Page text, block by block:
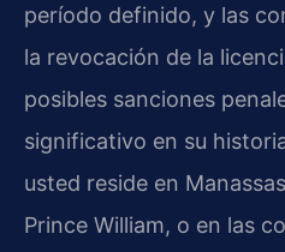
período definido, y las
la revocación de la
posibles sanciones
significativo en su
usted reside en
Prince William, o en las